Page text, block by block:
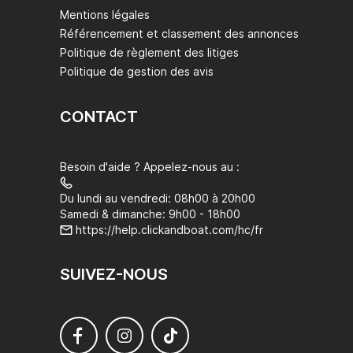
Système audio Bluetooth pour votre musique
Carburant pour toute l'excursion
Réfrigérateur/congélateur pour garder vos boissons
au frais
Frites de plage
Frais de marina et de lagon
Notre bateau spécialement conçu est équipé de :
Marinello Eden (ou similaire)
Bain de soleil avant rembourré pour se prélasser
Douche
Sièges confortables
PRISE EN CHARGE :
Mentions légales
Référencement et classement des annonces
Politique de règlement des litiges
Politique de gestion des avis
CONTACT
Besoin d'aide ? Appelez-nous au :
Du lundi au vendredi: 08h00 à 20h00
Samedi & dimanche: 9h00 - 18h00
https://help.clickandboat.com/hc/fr
SUIVEZ-NOUS